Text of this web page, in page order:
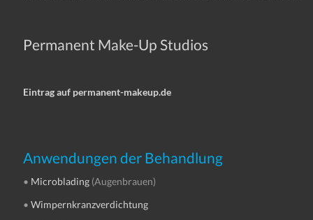
Permanent Make-Up Studios
Eintrag auf permanent-makeup.de
Anwendungen der Behandlung
• Microblading (Augenbrauen)
•Wimpernkranzverdichtung